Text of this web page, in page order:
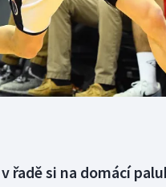
řadě si na domácí